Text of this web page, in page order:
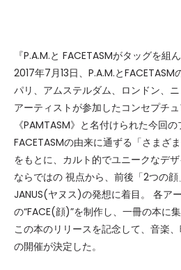
『P.A.M.と FACETASMがタッグを組
2017年7月13日、P.A.M.とFACETASM
パリ、アムステルダム、ロンドン、
アーティストが参加したコンセプチュ
《PAMTASM》と名付けられた今回の
FACETASMの由来に通ずる「さまざ
をもとに、カルト的でユニークなデ
ならではの 視点から、前後「2つの顔
JANUS(ヤヌス)の発想に着目。 各ア
の“FACE(顔)”を制作し、一冊の本に集
この本のリリースを記念して、音楽
の開催が決定した。